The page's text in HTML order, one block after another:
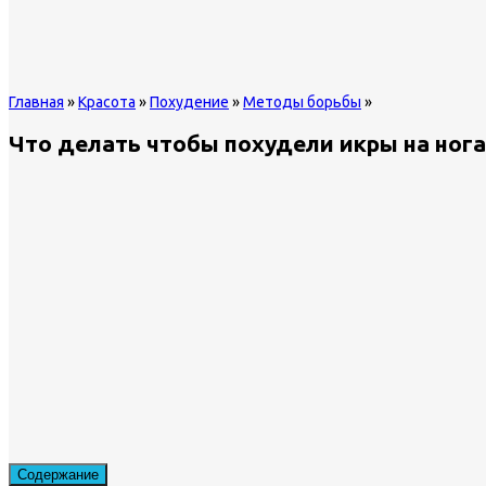
Главная »Красота »Похудение »Методы борьбы »
Что делать чтобы похудели икры на
Содержание